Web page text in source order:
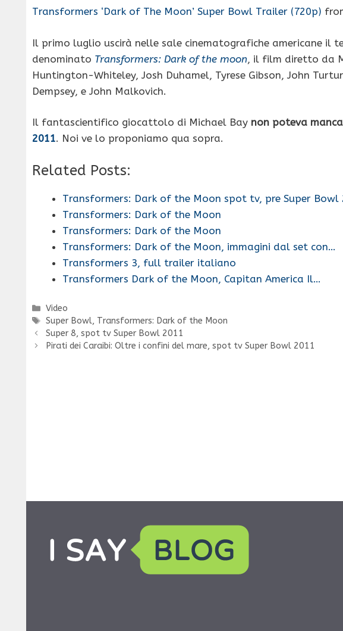
Transformers ‘Dark of The Moon’ Super Bowl Trailer (720p)
Il primo luglio uscirà nelle sale cinematografiche americane il
denominato Transformers: Dark of the moon, il film diretto da
Huntington-Whiteley, Josh Duhamel, Tyrese Gibson, John
Dempsey, e John Malkovich.
Il fantascientifico giocattolo di Michael Bay non poteva
2011. Noi ve lo proponiamo qua sopra.
Related Posts:
Transformers: Dark of the Moon spot tv, pre Super Bowl
Transformers: Dark of the Moon
Transformers: Dark of the Moon
Transformers: Dark of the Moon, immagini dal set con…
Transformers 3, full trailer italiano
Transformers Dark of the Moon, Capitan America Il…
Categorie
Video
Tag
Super Bowl, Transformers: Dark of the Moon
Super 8, spot tv Super Bowl 2011
Pirati dei Caraibi: Oltre i confini del mare, spot tv Super Bowl 2011